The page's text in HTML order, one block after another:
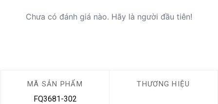
Chưa có đánh giá nào. Hãy là người đầu tiên!
MÃ SẢN PHẨM
FQ3681-302
THƯƠNG HIỆU